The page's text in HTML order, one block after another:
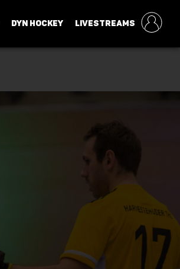
DYN HOCKEY LIVESTREAMS